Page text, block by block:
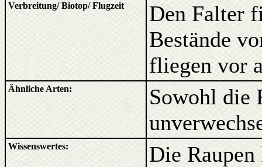
Verbreitung/ Biotop/ Flugzeit
Den Falter
Bestände
fliegen vor
Ähnliche Arten:
Sowohl die
Wissenswertes:
Die